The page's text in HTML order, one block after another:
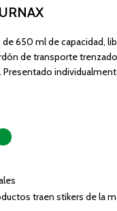
650 ml de capacidad,
de transporte
Presentado
traen stikers de la